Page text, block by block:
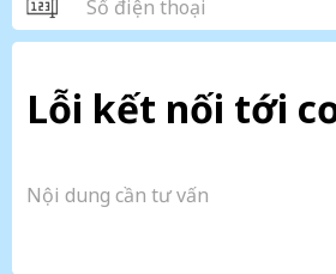
Lỗi kết nối tới